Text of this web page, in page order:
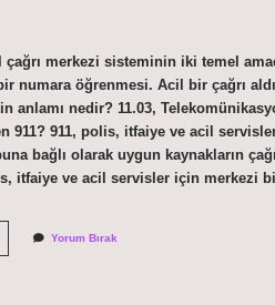
çağrı merkezi sisteminin iki temel
numara öğrenmesi. Acil bir çağrı
anlamı nedir? 11.03,
911? 911, polis, itfaiye ve acil
bağlı olarak uygun kaynakların
itfaiye ve acil servisler için merkezi
Yorum Bırak